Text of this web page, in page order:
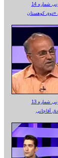
شماره 14
شماره 13